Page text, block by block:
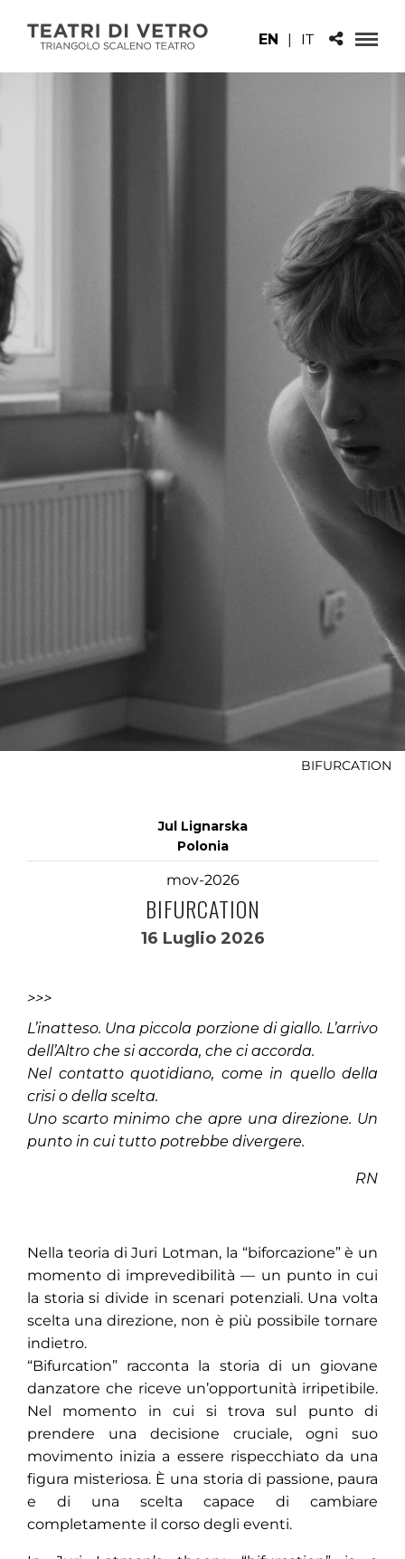
EN | IT
BIFURCATION
Jul Lignarska
Polonia
mov-2026
BIFURCATION
16 Luglio 2026
>>>
L’inatteso. Una piccola porzione di giallo. L’arrivo
dell’Altro che si accorda, che ci accorda.
Nel contatto quotidiano, come in quello della
crisi o della scelta.
Uno scarto minimo che apre una direzione. Un
punto in cui tutto potrebbe divergere.
RN
Nella teoria di Juri Lotman, la “biforcazione” è un
momento di imprevedibilità — un punto in cui
la storia si divide in scenari potenziali. Una volta
scelta una direzione, non è più possibile tornare
indietro.
“Bifurcation” racconta la storia di un giovane
danzatore che riceve un’opportunità irripetibile.
Nel momento in cui si trova sul punto di
prendere una decisione cruciale, ogni suo
movimento inizia a essere rispecchiato da una
figura misteriosa. È una storia di passione, paura
e di una scelta capace di cambiare
completamente il corso degli eventi.